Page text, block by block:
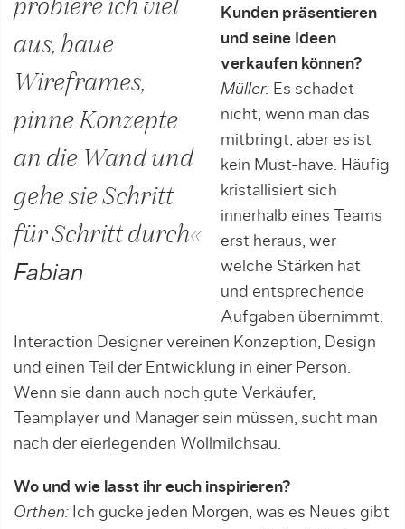
probiere ich viel
aus, baue
Wireframes,
pinne Konzepte
an die Wand und
gehe sie Schritt
für Schritt durch«
Fabian
Kunden präsentieren
und seine Ideen
verkaufen können?
Müller: Es schadet
nicht, wenn man das
mitbringt, aber es ist
kein Must-have. Häu­fig
kristallisiert sich
innerhalb eines Teams
erst heraus, wer
welche Stärken hat
und entsprechende
Aufgaben übernimmt.
Interaction Designer vereinen Konzeption, Design
und einen Teil der Entwicklung in einer Person.
Wenn sie dann auch noch gu­te Verkäufer,
Teamplayer und Manager sein müssen, sucht man
nach der eierlegenden Wollmilchsau.
Wo und wie lasst ihr euch inspirieren?
Orthen: Ich gucke jeden Morgen, was es Neues gibt